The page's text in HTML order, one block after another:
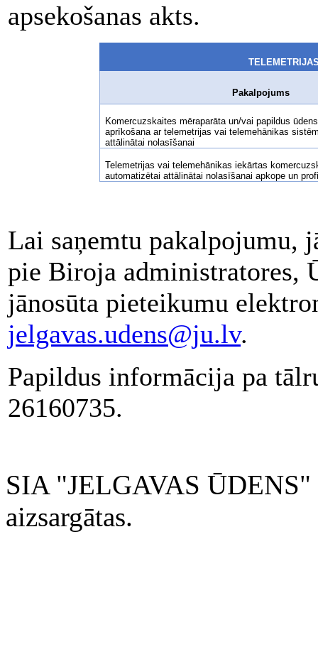
apsekošanas akts.
Pakalpojums
Komercuzskaites mēraparāta un/vai papildus
aprīkošana ar telemetrijas vai telemehānikas
attālinātai nolasīšanai
Telemetrijas vai telemehānikas iekārtas
automatizētai attālinātai nolasīšanai apkope un
Lai saņemtu pakalpojumu,
pie Biroja administratores,
jānosūta pieteikumu
jelgavas.udens@ju.lv.
Papildus informācija pa
26160735.
SIA "JELGAVAS ŪDENS"
aizsargātas.